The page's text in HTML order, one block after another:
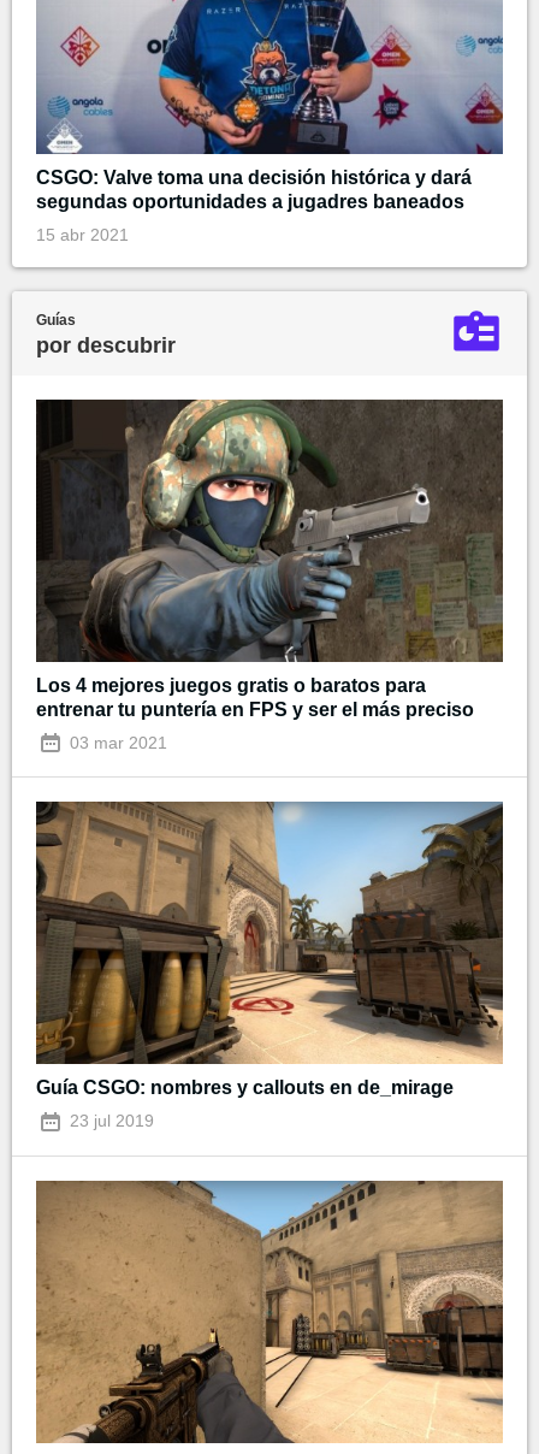
CSGO: Valve toma una decisión histórica y dará
segundas oportunidades a jugadres baneados
15 abr 2021
Guías
por descubrir
Los 4 mejores juegos gratis o baratos para
entrenar tu puntería en FPS y ser el más preciso
03 mar 2021
Guía CSGO: nombres y callouts en de_mirage
23 jul 2019